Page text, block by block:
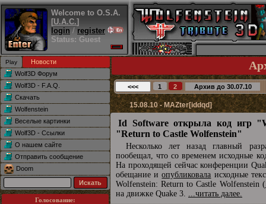
Welcome to O.S.A.
[U.A.C.]
login / register
Status: Guest
Новости
Wolf3D Форум
Wolf3D - F.A.Q.
Скачать
Wolfenstein
Веселые картинки
Wolf3D - Ссылки
О нашем сайте
Отправить сообщение
Doom
Голосование:
15.08.10 - MAZter[iddqd]
Id Software открыла код игр
"Return to Castle Wolfenstein"
Несколько лет назад главный
пообещал, что со временем исходные
На проходящей сейчас конференции
обещание иопубликовала исходные
Wolfenstein: Return to Castle Wolfenstein (
на движке Quake 3. ...читать далее.